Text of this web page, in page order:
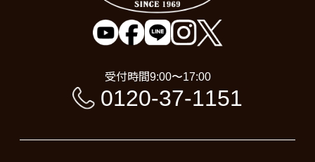
受付時間9:00〜17:00
0120-37-1151